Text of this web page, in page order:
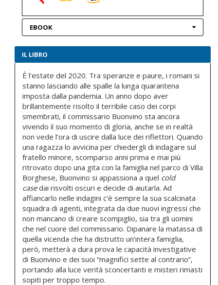
EBOOK
IL LIBRO
È l’estate del 2020. Tra speranze e paure, i romani si
stanno lasciando alle spalle la lunga quarantena
imposta dalla pandemia. Un anno dopo aver
brillantemente risolto il terribile caso dei corpi
smembrati, il commissario Buonvino sta ancora
vivendo il suo momento di gloria, anche se in realtà
non vede l’ora di uscire dalla luce dei riflettori. Quando
una ragazza lo avvicina per chiedergli di indagare sul
fratello minore, scomparso anni prima e mai più
ritrovato dopo una gita con la famiglia nel parco di Villa
Borghese, Buonvino si appassiona a quel cold
casedai risvolti oscuri e decide di aiutarla. Ad
affiancarlo nelle indagini c’è sempre la sua scalcinata
squadra di agenti, integrata da due nuovi ingressi che
non mancano di creare scompiglio, sia tra gli uomini
che nel cuore del commissario. Dipanare la matassa di
quella vicenda che ha distrutto un’intera famiglia,
però, metterà a dura prova le capacità investigative
di Buonvino e dei suoi “magnifici sette al contrario”,
portando alla luce verità sconcertanti e misteri rimasti
sopiti per troppo tempo.